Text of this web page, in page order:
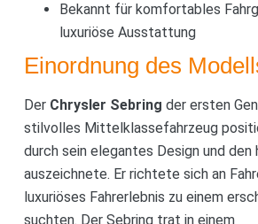
Bekannt für komfortables
luxuriöse Ausstattung
Einordnung des
Der Chrysler Sebring der ersten
stilvolles Mittelklassefahrzeug
durch sein elegantes Design und
auszeichnete. Er richtete sich an
luxuriöses Fahrerlebnis zu einem
suchten. Der Sebring trat in einem